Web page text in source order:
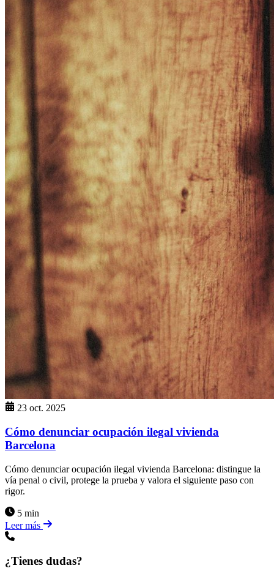
23 oct. 2025
Cómo denunciar ocupación ilegal vivienda
Barcelona
Cómo denunciar ocupación ilegal vivienda Barcelona: distingue la
vía penal o civil, protege la prueba y valora el siguiente paso con
rigor.
5 min
Leer más
¿Tienes dudas?